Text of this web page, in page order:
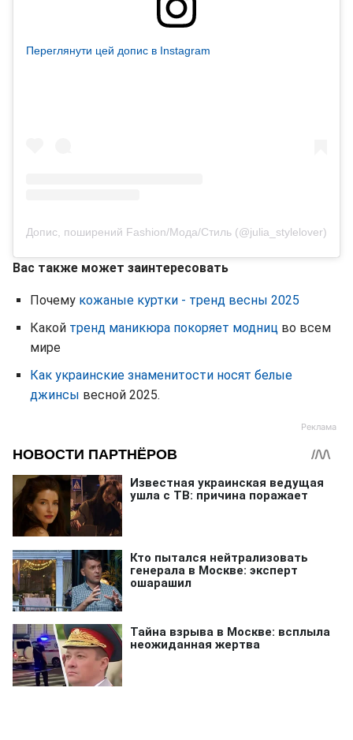
Переглянути цей допис в Instagram
Допис, поширений Fashion/Мода/Стиль (@julia_stylelover)
Вас также может заинтересовать
Почему кожаные куртки - тренд весны 2025
Какой тренд маникюра покоряет модниц во всем
мире
Как украинские знаменитости носят белые
джинсы весной 2025.